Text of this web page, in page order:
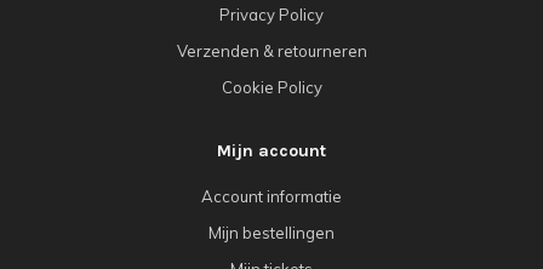
Privacy Policy
Verzenden & retourneren
Cookie Policy
Mijn account
Account informatie
Mijn bestellingen